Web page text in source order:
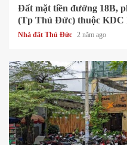
Đất mặt tiền đường 18B,
(Tp Thủ Đức) thuộc KDC
Nhà đất Thủ Đức 2 năm ago